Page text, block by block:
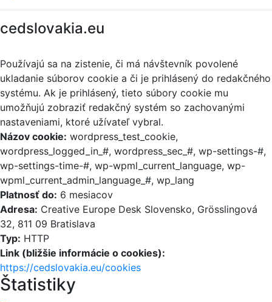
cedslovakia.eu
Používajú sa na zistenie, či má návštevník povolené
ukladanie súborov cookie a či je prihlásený do redakčného
systému. Ak je prihlásený, tieto súbory cookie mu
umožňujú zobraziť redakčný systém so zachovanými
nastaveniami, ktoré užívateľ vybral.
Názov cookie: wordpress_test_cookie,
wordpress_logged_in_#, wordpress_sec_#, wp-settings-#,
wp-settings-time-#, wp-wpml_current_language, wp-
wpml_current_admin_language_#, wp_lang
Platnosť do: 6 mesiacov
Adresa: Creative Europe Desk Slovensko, Grösslingová
32, 811 09 Bratislava
Typ: HTTP
Link (bližšie informácie o cookies):
https://cedslovakia.eu/cookies
Štatistiky